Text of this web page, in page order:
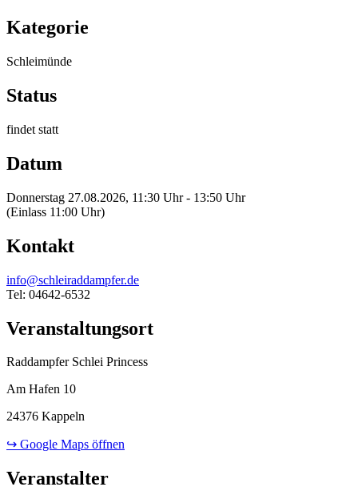
Kategorie
Schleimünde
Status
findet statt
Datum
Donnerstag 27.08.2026, 11:30 Uhr - 13:50 Uhr
(Einlass 11:00 Uhr)
Kontakt
info@schleiraddampfer.de
Tel: 04642-6532
Veranstaltungsort
Raddampfer Schlei Princess
Am Hafen 10
24376 Kappeln
↪ Google Maps öffnen
Veranstalter